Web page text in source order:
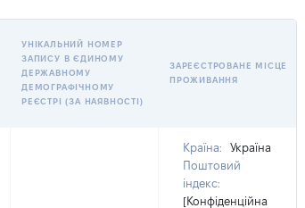
УНІКАЛЬНИЙ НОМЕР
ЗАПИСУ В ЄДИНОМУ
ДЕРЖАВНОМУ
ДЕМОГРАФІЧНОМУ
РЕЄСТРІ (ЗА НАЯВНОСТІ)
ЗАРЕЄСТРОВАНЕ МІСЦЕ
ПРОЖИВАННЯ
Країна:
Україна
Поштовий
індекс:
[Конфіденційна